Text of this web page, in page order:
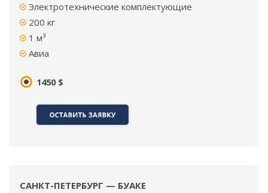
Электротехнические комплектующие
200 кг
1 м³
Авиа
1450 $
САНКТ-ПЕТЕРБУРГ — БУАКЕ